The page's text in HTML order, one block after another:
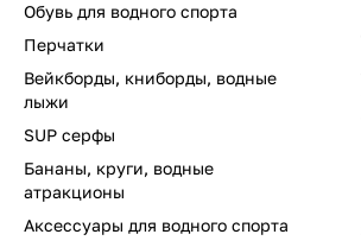
Обувь для водного спорта
Перчатки
Вейкборды, книборды, водные
лыжи
SUP серфы
Бананы, круги, водные
атракционы
Аксессуары для водного спорта